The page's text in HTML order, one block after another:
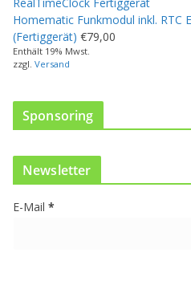
u
k
t
w
t
e
e
Homematic Funkmodul inkl. RTC
(Fertiggerät) €79,00
Enthält 19% Mwst.
zzgl. Versand
Sponsoring
Newsletter
E-Mail *